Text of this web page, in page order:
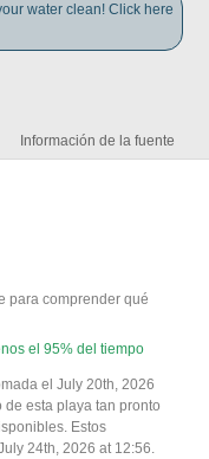
water clean! Click here
Información de la fuente
para comprender qué
el 95% del tiempo
el July 20th, 2026
esta playa tan pronto
Estos
24th, 2026 at 12:56.